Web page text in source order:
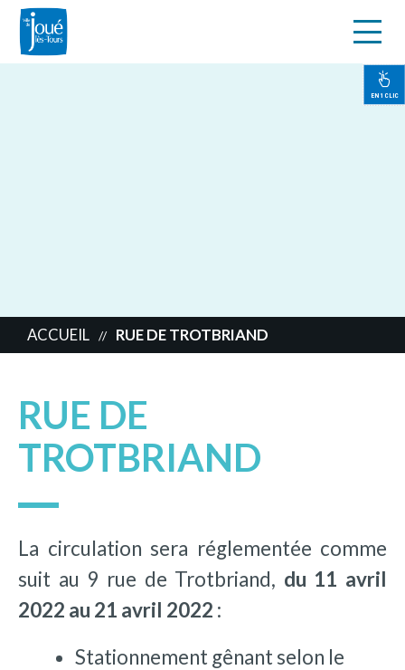
EN 1 CLIC
ACCUEIL // RUE DE TROTBRIAND
RUE DE
TROTBRIAND
La circulation sera réglementée comme
suit au 9 rue de Trotbriand, du 11 avril
2022 au 21 avril 2022 :
Stationnement gênant selon le